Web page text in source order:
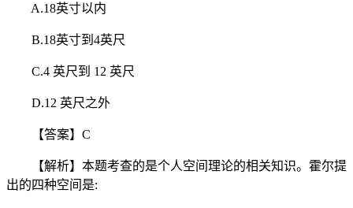
A.18英寸以内
B.18英寸到4英尺
C.4 英尺到 12 英尺
D.12 英尺之外
【答案】C
【解析】本题考查的是个人空间理论的相关知识。霍尔提
出的四种空间是: